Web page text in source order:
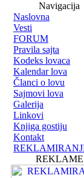
Navigacija
Naslovna
Vesti
FORUM
Pravila sajta
Kodeks lovaca
Kalendar lova
Članci o lovu
Sajmovi lova
Galerija
Linkovi
Knjiga gostiju
Kontakt
REKLAME